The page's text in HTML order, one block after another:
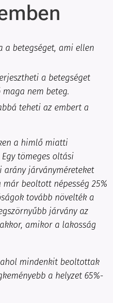
a betegséget, ami ellen
a betegséget
nem beteg.
teheti az embert a
a himlő miatti
tömeges oltási
járványméreteket
beoltott népesség 25%
tovább növelték a
járvány az
amikor a lakosság
mindenkit beoltottak
a helyzet 65%-